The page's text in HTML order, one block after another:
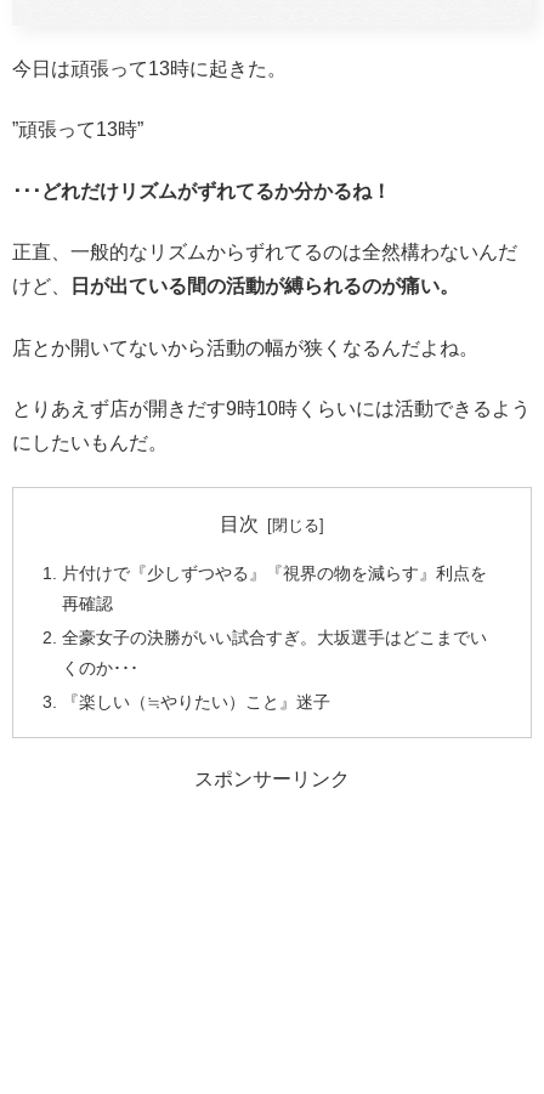
今日は頑張って13時に起きた。
”頑張って13時”
･･･どれだけリズムがずれてるか分かるね！
正直、一般的なリズムからずれてるのは全然構わないんだ
けど、
日が出ている間の活動が縛られるのが痛い。
店とか開いてないから活動の幅が狭くなるんだよね。
とりあえず店が開きだす9時10時くらいには活動できるよう
にしたいもんだ。
目次
片付けで『少しずつやる』『視界の物を減らす』利点を
再確認
全豪女子の決勝がいい試合すぎ。大坂選手はどこまでい
くのか･･･
『楽しい（≒やりたい）こと』迷子
スポンサーリンク